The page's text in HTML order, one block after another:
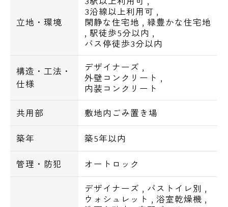
■敷地内にゴミ置き場
■バス・トイレ別
■温水洗浄便座
■追い焚き機能付きバス（1LDKのみ）
■浴室暖房乾燥機
■24時間換気システム
■室内洗濯機置き場
■システムキッチン
■玄関人感センサー照明
立地・環境
3沿線以上利用可 ,
閑静な住宅地 , 緑豊かな住宅地
, 駅徒歩5分以内 ,
バス停徒歩3分以内
構造・工法・
仕様
デザイナーズ ,
外壁コンクリート ,
内装コンクリート
共用部 敷地内ごみ置き場
築年 築5年以内
管理・防犯 オートロック
デザイナーズ , バストイレ別 ,
ウォシュレット , 浴室乾燥機 ,
電話でお問い合わせ
0120-500-529